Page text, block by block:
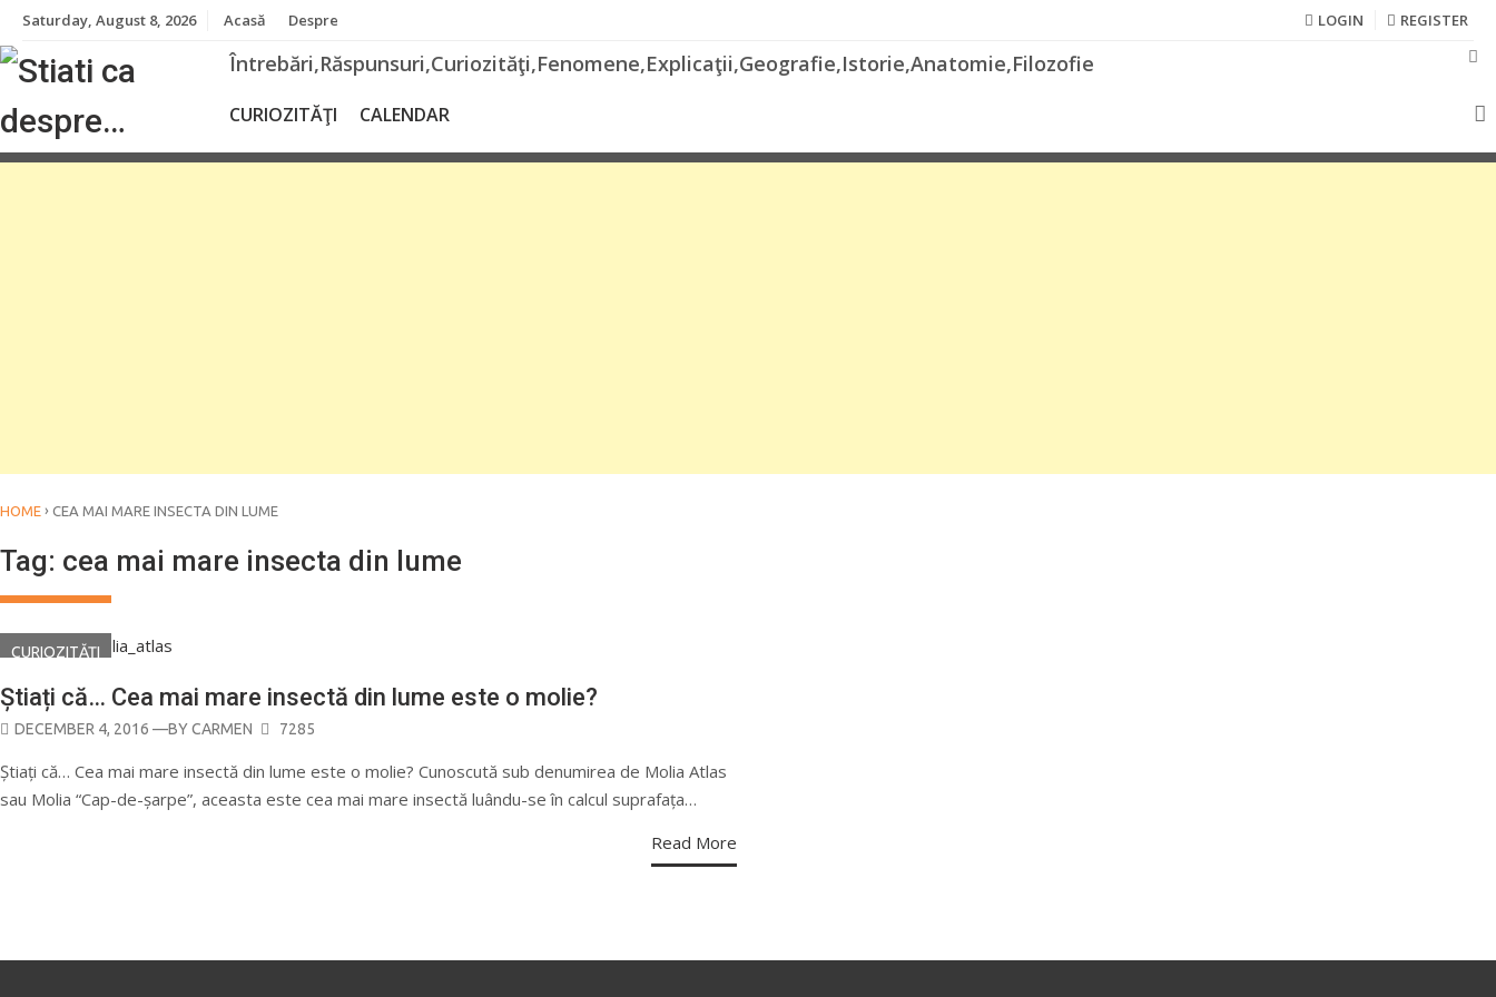
Skip
content
Saturday, August 8, 2026 Acasă Despre LOGIN REGISTER
Întrebări,Răspunsuri,Curiozităţi,Fenomene,Explicaţii,Geografie,Istorie,Anatomie,Filozofie
CURIOZITĂŢI CALENDAR
HOME › CEA MAI MARE INSECTA DIN LUME
Tag: cea mai mare insecta din lume
CURIOZITĂŢI
Știați că… Cea mai mare insectă din lume este o molie?
POSTED
DECEMBER 4, 2016 —BYCARMEN 7285
Știați că… Cea mai mare insectă din lume este o molie? Cunoscută sub denumirea de Molia Atlas
sau Molia “Cap-de-șarpe”, aceasta este cea mai mare insectă luându-se în calcul suprafața…
Read More